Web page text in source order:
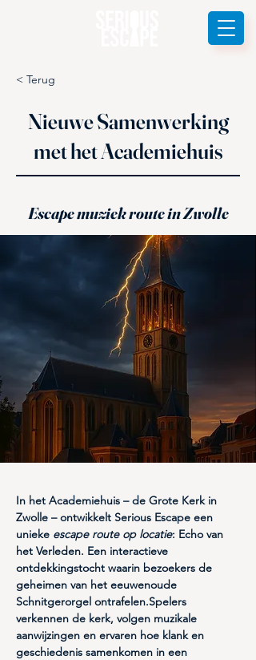
< Terug
Nieuwe Samenwerking
met het Academiehuis
Escape muziek route in Zwolle
In het Academiehuis – de Grote Kerk in
Zwolle – ontwikkelt Serious Escape een
unieke escape route op locatie: Echo van
het Verleden. Een interactieve
ontdekkingstocht waarin bezoekers de
geheimen van het eeuwenoude
Schnitgerorgel ontrafelen.Spelers
verkennen de kerk, volgen muzikale
aanwijzingen en ervaren hoe klank en
geschiedenis samenkomen in een